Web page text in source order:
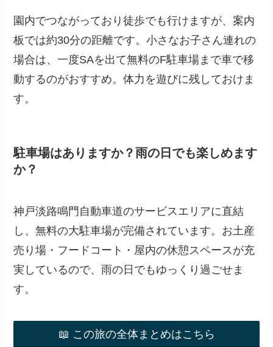
園内でつながっており徒歩でも行けますが、案内
板では約30分の距離です。小さなお子さん連れの
場合は、一度SAを出て無料のF駐車場まで車で移
動するのがおすすめ。体力を遊びに残しておけま
す。
駐車場はありますか？雨の日でも楽しめます
か？
神戸淡路鳴門自動車道のサービスエリアに直結
し、無料の大駐車場が完備されています。お土産
売り場・フードコート・屋内の休憩スペースが充
実しているので、雨の日でもゆっくり過ごせま
す。
📖 この旅の全体まとめはこちら